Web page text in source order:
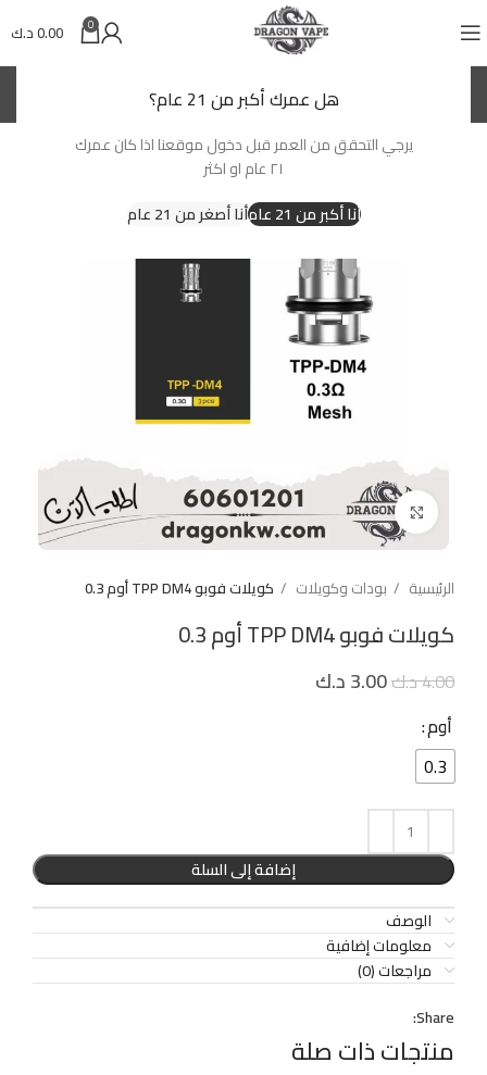
هل عمرك أكبر من 21 عام؟
يرجي التحقق من العمر قبل دخول موقعنا اذا كان عمرك
٢١ عام او اكثر
أنا أكبر من 21 عام
أنا أصغر من 21 عام
0
0.00د.ك
Click to enlarge
الرئيسية بودات وكويلات كويلات فوبو TPP DM4 أوم 0.3
كويلات فوبو TPP DM4 أوم 0.3
4.00د.ك3.00د.ك
أوم
0.3
إضافة إلى السلة
الوصف
معلومات إضافية
مراجعات (0)
Share:
منتجات ذات صلة